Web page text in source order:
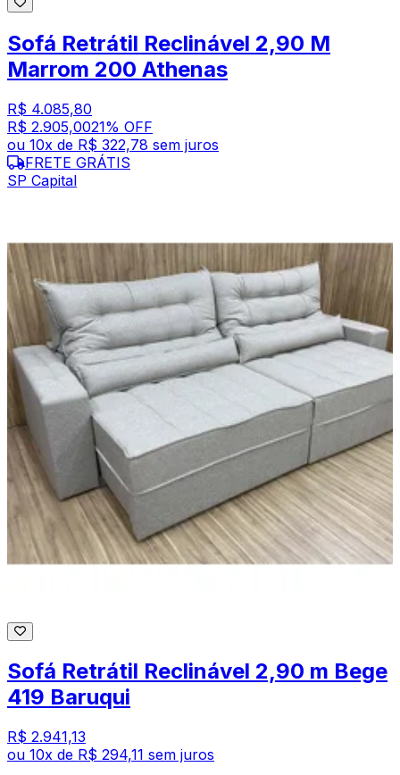
Sofá Retrátil Reclinável 2,90 M
Marrom 200 Athenas
R$ 4.085,80
R$ 2.905,0021% OFF
ou 10x de R$ 322,78 sem juros
FRETE GRÁTIS
SP Capital
Sofá Retrátil Reclinável 2,90 m Bege
419 Baruqui
R$ 2.941,13
ou 10x de R$ 294,11 sem juros